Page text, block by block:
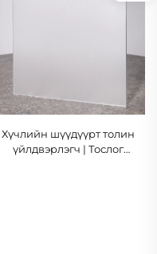
Хүчлийн шүүдүүрт толин
үйлдвэрлэгч | Тослог